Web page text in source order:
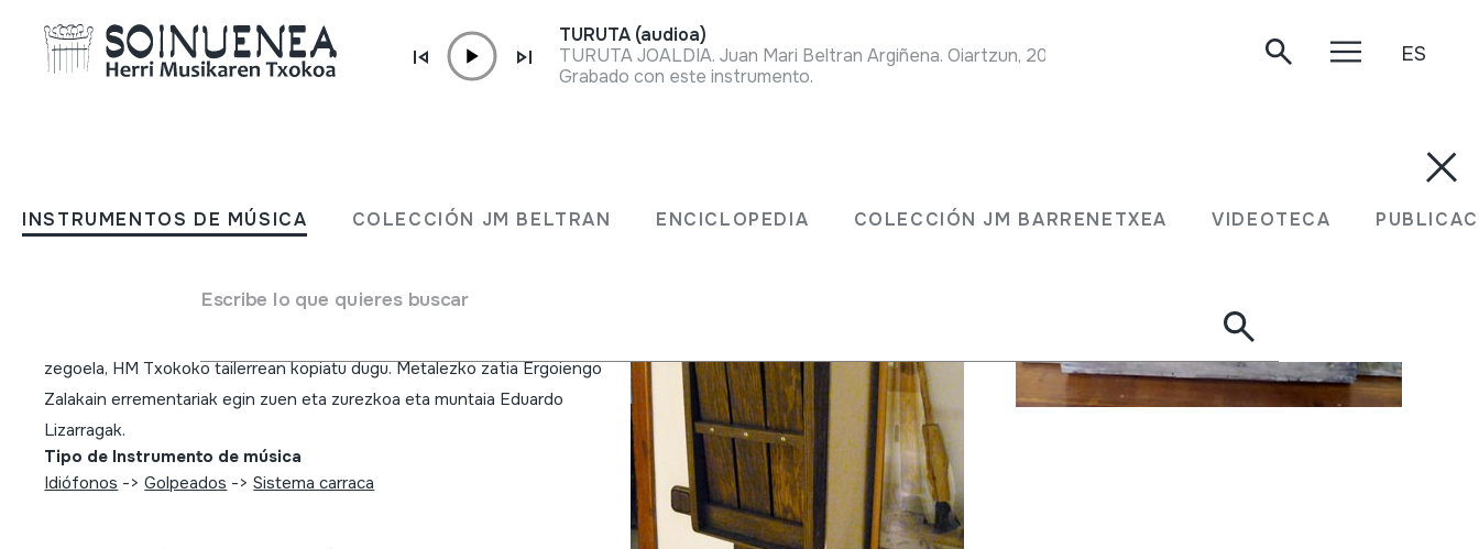
INSTRUMENTOS DE MÚSICA COLECCIÓN JM BELTRAN ENCICLOPEDIA COLECCIÓN JM BARRENETXEA VIDEOTECA
Escribe lo que quieres buscar
TURUTA (audioa)
TURUTA JOALDIA. Juan Mari Beltran Argiñena. Oiartzun, 2020-04-23.
Grabado con este instrumento.
ES
KARRAKA; ELIZAKO KARRAKA
zegoela, HM Txokoko tailerrean kopiatu dugu. Metalezko zatia Ergoiengo
Zalakain errementariak egin zuen eta zurezkoa eta muntaia Eduardo
Lizarragak.
Tipo de Instrumento de música
Idiófonos ->Golpeados ->Sistema carraca